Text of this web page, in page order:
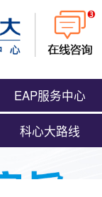
EAP服务中心
科心大路线